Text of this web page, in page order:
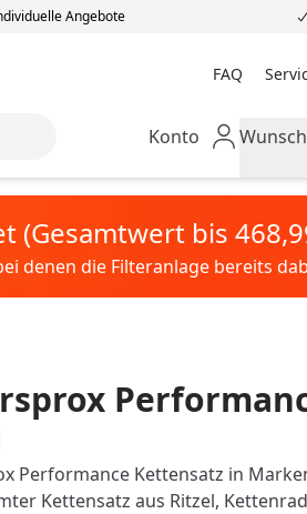
Angebote
FAQ
Mein Konto
Konto
(Gesamtwert bis
denen die Filteranlage bereits
Performance Kettensatz in
Kettensatz aus Ritzel,